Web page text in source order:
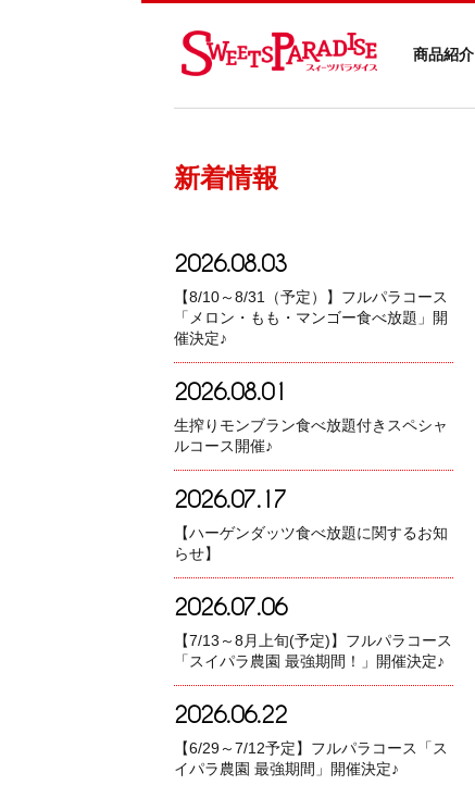
商品紹介
新着情報
2026.08.03
【8/10～8/31（予定）】フルパラコース
「メロン・もも・マンゴー食べ放題」開
催決定♪
2026.08.01
生搾りモンブラン食べ放題付きスペシャ
ルコース開催♪
2026.07.17
【ハーゲンダッツ食べ放題に関するお知
らせ】
2026.07.06
【7/13～8月上旬(予定)】フルパラコース
「スイパラ農園 最強期間！」開催決定♪
2026.06.22
【6/29～7/12予定】フルパラコース「ス
イパラ農園 最強期間」開催決定♪